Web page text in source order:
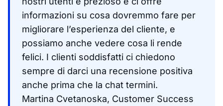
informazioni su cosa dovremmo fare per
migliorare l’esperienza del cliente, e
possiamo anche vedere cosa li rende
felici. I clienti soddisfatti ci chiedono
sempre di darci una recensione positiva
anche prima che la chat termini.
Martina Cvetanoska, Customer Success